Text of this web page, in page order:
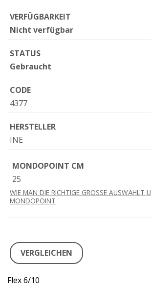
VERFÜGBARKEIT
Nicht verfügbar
STATUS
Gebraucht
CODE
4377
HERSTELLER
INE
MONDOPOINT CM
25
WIE MAN DIE RICHTIGE GRÖSSE AUSWÄHLT
MONDOPOINT
VERGLEICHEN
Flex 6/10